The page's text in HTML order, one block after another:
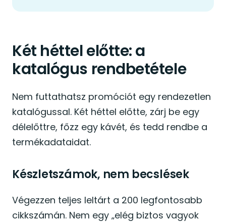
Két héttel előtte: a
katalógus rendbetétele
Nem futtathatsz promóciót egy rendezetlen
katalógussal. Két héttel előtte, zárj be egy
délelőttre, főzz egy kávét, és tedd rendbe a
termékadataidat.
Készletszámok, nem becslések
Végezzen teljes leltárt a 200 legfontosabb
cikkszámán. Nem egy „elég biztos vagyok